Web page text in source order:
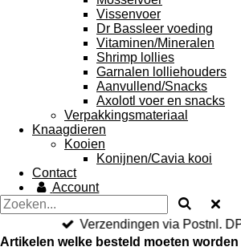
Vissenvoer
Dr Bassleer voeding
Vitaminen/Mineralen
Shrimp lollies
Garnalen lolliehouders
Aanvullend/Snacks
Axolotl voer en snacks
Verpakkingsmateriaal
Knaagdieren
Kooien
Konijnen/Cavia kooi
Contact
Account
Verzendingen via Postnl.
Artikelen welke besteld moeten